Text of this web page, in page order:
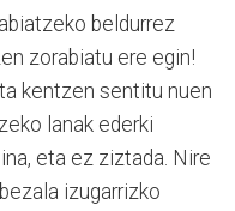
beldurrez
zorabiatu ere egin!
kentzen sentitu nuen
lanak ederki
eta ez ziztada. Nire
izugarrizko